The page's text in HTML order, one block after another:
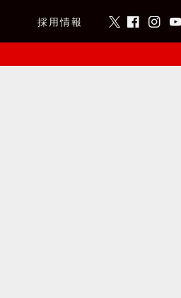
採用情報